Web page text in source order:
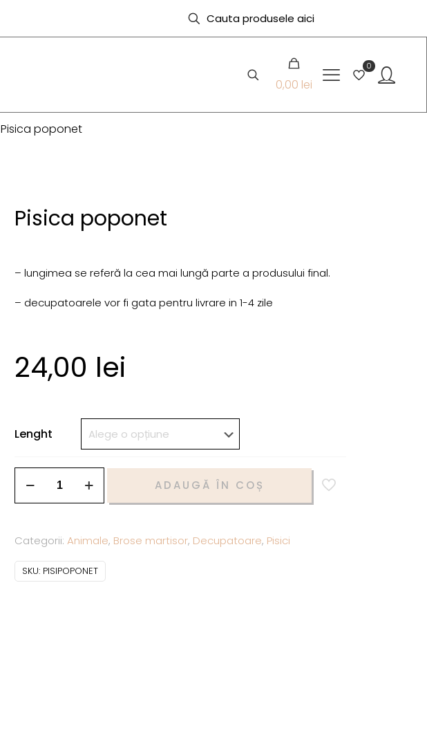
0,00 lei
0
Pisica poponet
Pisica poponet
– lungimea se referă la cea mai lungă parte a produsului final.
– decupatoarele vor fi gata pentru livrare in 1-4 zile
24,00 lei
Lenght
ADAUGĂ ÎN COȘ
Categorii: Animale, Brose martisor, Decupatoare, Pisici
SKU: PISIPOPONET